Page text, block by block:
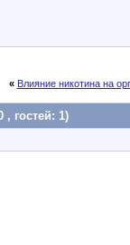
« Влияние никотина на
, гостей: 1)